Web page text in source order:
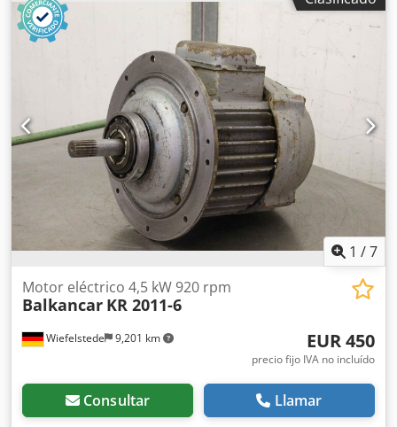
de protección: IP 44 -Dimensiones: 250/140/H185 mm -
Peso: 11,4 kg
1 /7
Wiefelstede 9,201 km
Motor eléctrico 4,5 kW 920 rpm
Balkancar KR 2011-6
EUR 450
precio fijo IVA no incluído
Consultar Llamar